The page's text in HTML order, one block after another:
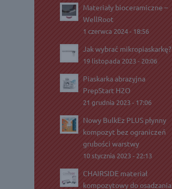
Materiały bioceramiczne –
WellRoot
1 czerwca 2024 - 18:56
Jak wybrać mikropiaskarkę?
19 listopada 2023 - 20:06
Piaskarka abrazyjna
PrepStart H2O
21 grudnia 2023 - 17:06
Nowy BulkEz PLUS płynny
kompozyt bez ograniczeń
grubości warstwy
10 stycznia 2023 - 22:13
CHAIRSIDE materiał
kompozytowy do osadzania